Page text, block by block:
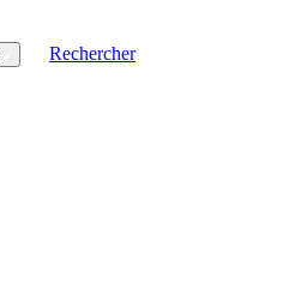
Rechercher